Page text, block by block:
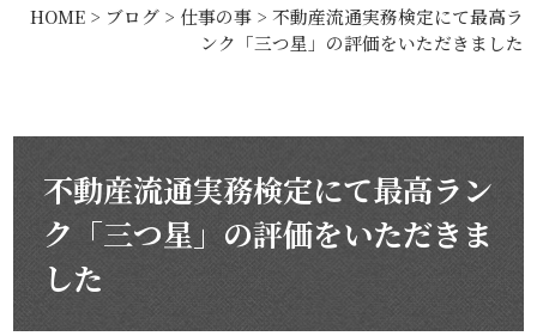
HOME> ブログ> 仕事の事> 不動産流通実務検定にて最高ラ
ンク「三つ星」の評価をいただきました
不動産流通実務検定にて最高ラン
ク「三つ星」の評価をいただきま
した